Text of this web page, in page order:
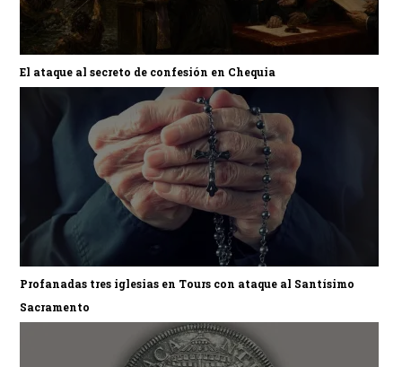
El ataque al secreto de confesión en Chequia
Profanadas tres iglesias en Tours con ataque al Santísimo
Sacramento